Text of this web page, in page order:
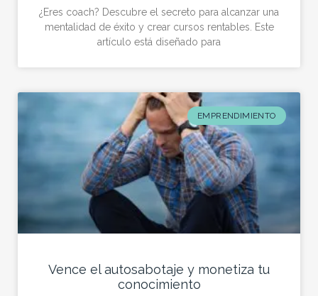
¿Eres coach? Descubre el secreto para alcanzar una
mentalidad de éxito y crear cursos rentables. Este
artículo está diseñado para
EMPRENDIMIENTO
Vence el autosabotaje y monetiza tu
conocimiento